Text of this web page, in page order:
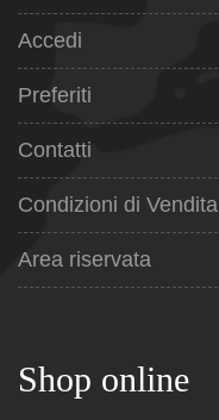
Accedi
Preferiti
Contatti
Condizioni di Vendita
Area riservata
Shop online